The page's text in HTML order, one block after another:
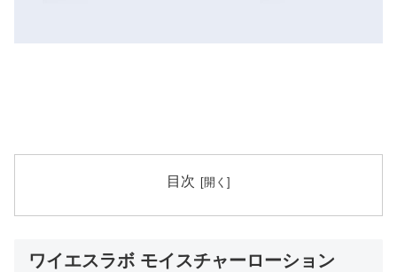
目次
ワイエスラボ モイスチャーローション